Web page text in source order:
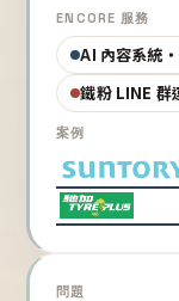
ENCORE 服務
AI 內容系統
鐵粉 LINE 群
案例
問題